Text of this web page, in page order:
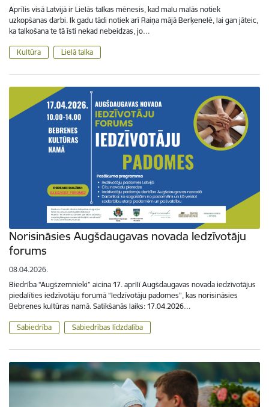
Aprīlis visā Latvijā ir Lielās talkas mēnesis, kad malu malās notiek
uzkopšanas darbi. Ik gadu tādi notiek arī Raiņa mājā Berķenelē, lai gan jāteic,
ka talkošana te tā īsti nekad nebeidzas, jo…
Kultūra Lielā talka
Norisināsies Augšdaugavas novada Iedzīvotāju
forums
08.04.2026.
Biedrība “Augšzemnieki” aicina 17. aprīlī Augšdaugavas novada iedzīvotājus
piedalīties iedzīvotāju forumā “Iedzīvotāju padomes”, kas norisināsies
Bebrenes kultūras namā. Satikšanās laiks: 17.04.2026…
Sabiedrība Sabiedrības līdzdalība